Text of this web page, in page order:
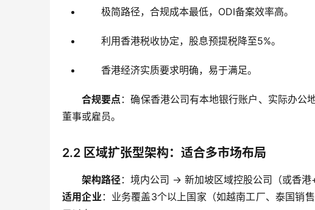
极简路径，合规成本最低，ODI备案效率高。
利用香港税收协定，股息预提税降至5%。
香港经济实质要求明确，易于满足。
合规要点 ：确保香港公司有本地银行账户、实际办公
董事或雇员。
2.2 区域扩张型架构：适合多市场布局
架构路径：境内公司 → 新加坡区域控股公司（或香
适用企业 ：业务覆盖3个以上国家（如越南工厂、泰国销